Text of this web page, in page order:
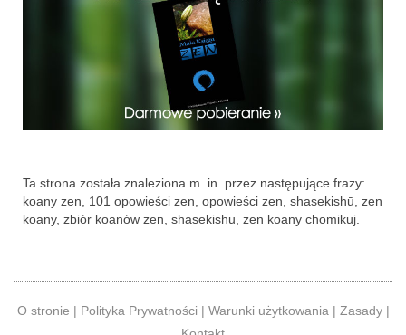
Ta strona została znaleziona m. in. przez następujące frazy:
koany zen, 101 opowieści zen, opowieści zen, shasekishū, zen
koany, zbiór koanów zen, shasekishu, zen koany chomikuj.
O stronie | Polityka Prywatności | Warunki użytkowania | Zasady|